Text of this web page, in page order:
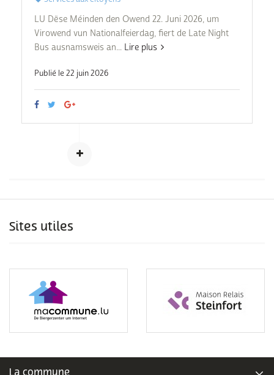
LU Dëse Méinden den Owend 22. Juni 2026, um
Virowend vun Nationalfeierdag, fiert de Late Night
Bus ausnamsweis an... Lire plus
Publié le 22 juin 2026
Sites utiles
La commune